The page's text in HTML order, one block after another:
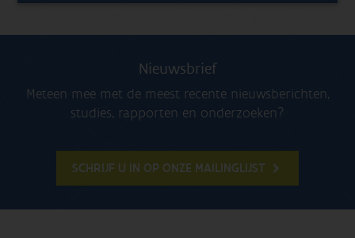
Nieuwsbrief
Meteen mee met de meest recente nieuwsberichten,
studies, rapporten en onderzoeken?
SCHRIJF U IN OP ONZE MAILINGLIJST